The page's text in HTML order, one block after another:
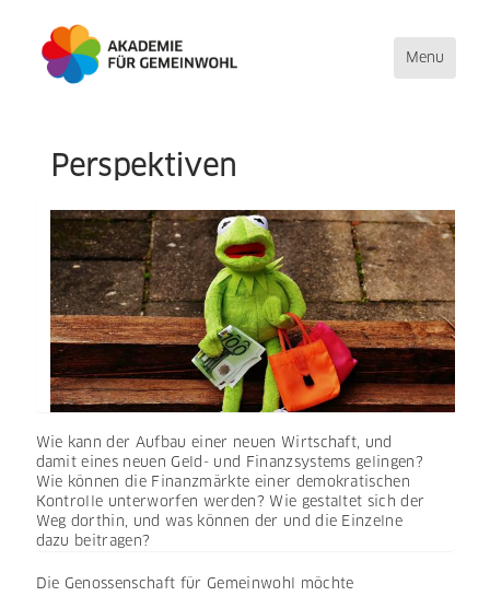
Toggle
navigation
Menu
Perspektiven
Wie kann der Aufbau einer neuen Wirtschaft, und
damit eines neuen Geld- und Finanzsystems gelingen?
Wie können die Finanzmärkte einer demokratischen
Kontrolle unterworfen werden? Wie gestaltet sich der
Weg dorthin, und was können der und die Einzelne
dazu beitragen?
Die Genossenschaft für Gemeinwohl möchte